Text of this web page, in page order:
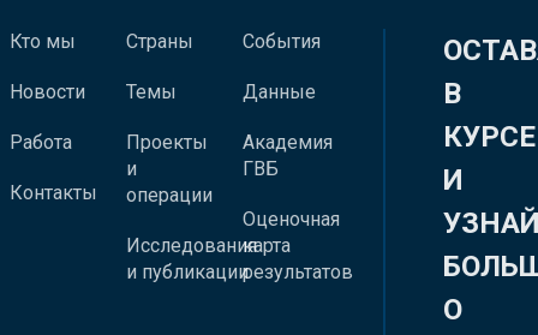
Кто мы
Новости
Работа
Контакты
Страны
Темы
Проекты
и
операции
Исследования
и публикации
События
Данные
Академия
ГВБ
Оценочная
карта
результатов
В
КУРСЕ
И
О